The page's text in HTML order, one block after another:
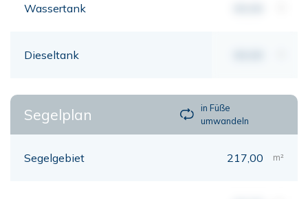
Wassertank
Dieseltank
Segelplan
in Füße
umwandeln
Segelgebiet 217,00 m²